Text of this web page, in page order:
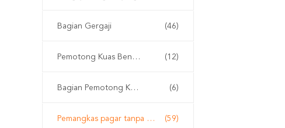
Bagian Gergaji (46)
Pemotong Kuas Bensin (12)
Bagian Pemotong Kuas (6)
Pemangkas pagar tanpa kabel (59)